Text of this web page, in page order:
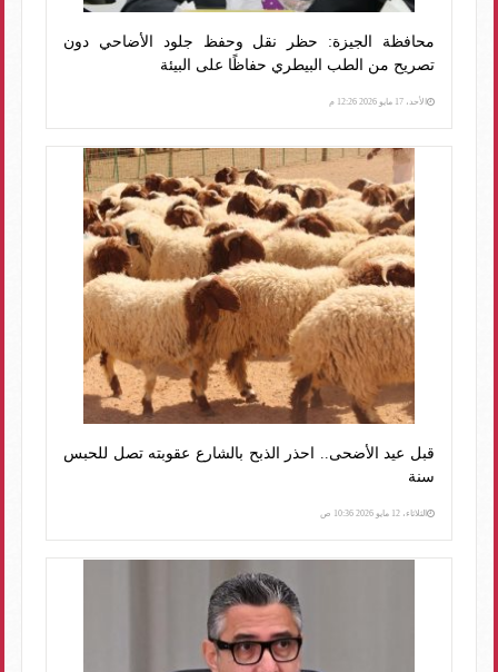
محافظة الجيزة: حظر نقل وحفظ جلود الأضاحي دون
تصريح من الطب البيطري حفاظًا على البيئة
الأحد، 17 مايو 2026 12:26 م
قبل عيد الأضحى.. احذر الذبح بالشارع عقوبته تصل للحبس
سنة
الثلاثاء، 12 مايو 2026 10:36 ص